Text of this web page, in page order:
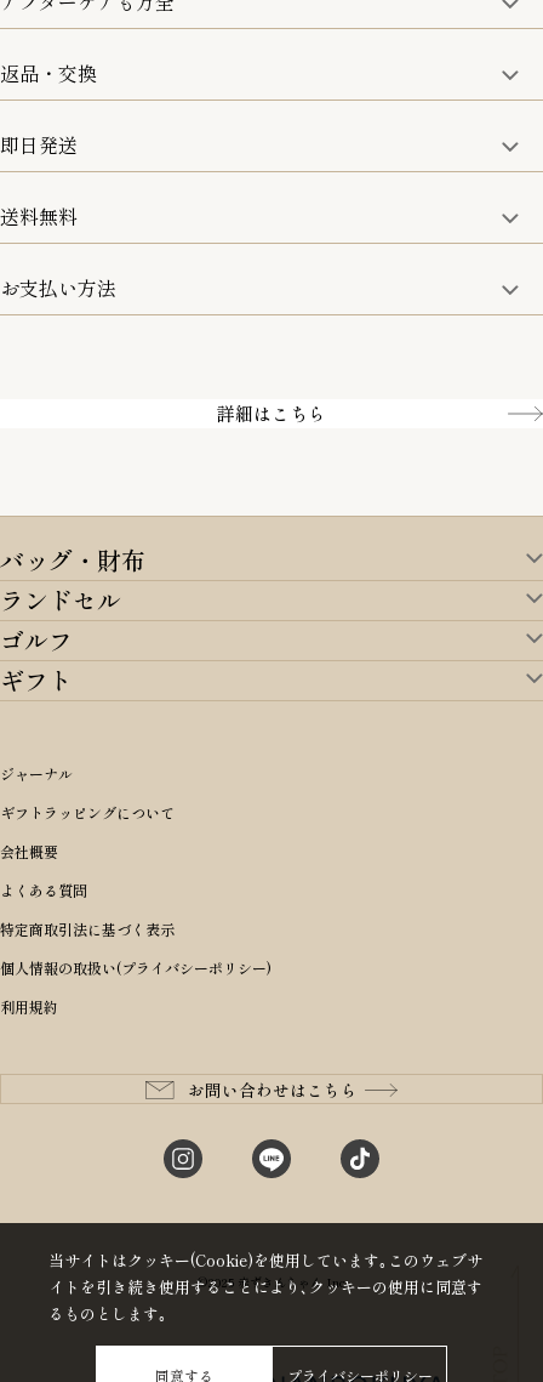
取り扱い商品はすべて正規品となります。
修理などのご相談に関しましては、責任を持って対応させてい
ただきます。
返品・交換
8日以内なら、返品・交換も可能です。
即日発送
15:00までのご注文は即日発送
お取寄せ商品を除く
送料無料
5,500円(税込)以上で全国送料無料となります。
お支払い方法
詳細はこちら
バッグ・財布
バッグ・財布TOP
すべてを見る
アイテムから選ぶ
リュックサック・デイパック・バックパック
ショルダーバッグ
ボディバッグ・ウエストバッグ
長財布
二つ折り財布
三つ折り財布
コインケース・小銭入れ
m＋ エムピウ
PORTER 吉田カバン ポーター
BRIEFING ブリーフィング
Dakota ダコタ
CLEDRAN クレドラン
aniary アニアリ
CIE シー
StitchandSew ステッチアンドソー
ランドセル
ランドセルTOP
すべてを見る
オリジナルランドセル
女の子ランドセル
男の子ランドセル
ランドセル小物・その他
レッド
ピンク
パープル(ラベンダー)
キャメル
ブルー・ネイビー
価格から選ぶ
〜49,999円
50,000円〜59,999円
60,000円〜69,999円
70,000円〜79,999円
80,000円〜
ゴルフ
ゴルフTOP
アイテムから選ぶ
キャディバッグ
ヘッドカバー
ゴルフ小物
ゴルフウェア/アクセサリー
ブランドから選ぶ
BRIEFING ブリーフィング
master-piece マスターピース
JONES ジョーンズ
木の庄帆布
ギフト
シーンから探す
誕生日
結婚祝い
出産祝い
入学・進学祝い
成人祝い
就職・栄転祝い
長寿・還暦祝い
性別・年齢から探す
男性向け
女性向け
10代
20代
30代
予算から探す
〜4,999円
5,000円〜9,999円
10,000円〜19,999円
20,000円〜29,999円
ジャーナル
ギフトラッピングについて
会社概要
よくある質問
特定商取引法に基づく表示
個人情報の取扱い(プライバシーポリシー)
利用規約
お問い合わせはこちら
©2025 赤ずきんちゃん Inc
当サイトはクッキー(Cookie)を使用しています｡このウェブサ
イトを引き続き使用することにより､クッキーの使用に同意す
るものとします｡
同意する プライバシーポリシー